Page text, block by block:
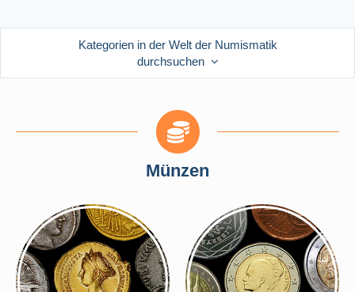
Kategorien in der Welt der Numismatik
durchsuchen
Münzen